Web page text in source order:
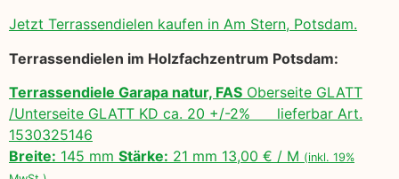
Jetzt Terrassendielen kaufen in Am Stern, Potsdam.
Terrassendielen im Holzfachzentrum Potsdam:
Terrassendiele Garapa natur, FAS Oberseite GLATT
/Unterseite GLATT KD ca. 20 +/-2% lieferbar Art.
1530325146
Breite: 145 mm Stärke: 21 mm 13,00 € / M (inkl. 19%